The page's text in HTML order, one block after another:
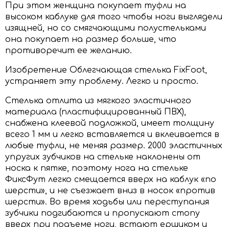
При этом женщина покупает туфли на
высоком каблуке для того чтобы ноги выглядели
изящней, но со смягчающими полустельками
она покупает на размер больше, что
противоречит ее желанию.
Изобретение Облегчающая стелька FixFoot,
устраняет эту проблему. Легко и просто.
Стелька отлита из мягкого эластичного
материала (пластифицированный ПВХ),
снабжена клеевой подложкой, имеет толщину
всего 1 мм и легко вставляется и вклеивается в
любые туфли, не меняя размер. 2000 эластичных
упругих зубчиков на стельке наклонены от
носка к пятке, поэтому нога на стельке
ФиксФут легко смещается вверх на каблук «по
шерсти», и не съезжает вниз в носок «против
шерсти». Во время ходьбы или переступания
зубчики подгибаются и пропускают стопу
вверх при подъеме ноги, встают ершиком и